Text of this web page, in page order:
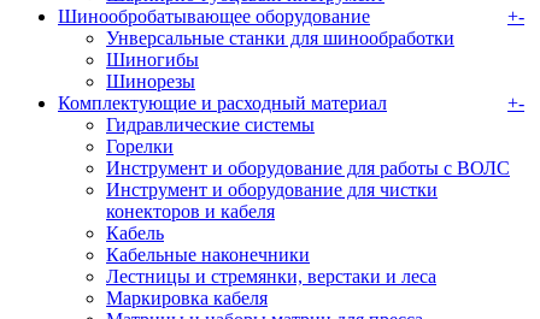
Шинообробатывающее оборудование
+-
Унверсальные станки для шинообработки
Шиногибы
Шинорезы
Комплектующие и расходный материал
+-
Гидравлические системы
Горелки
Инструмент и оборудование для работы с ВОЛС
Инструмент и оборудование для чистки
конекторов и кабеля
Кабель
Кабельные наконечники
Лестницы и стремянки, верстаки и леса
Маркировка кабеля